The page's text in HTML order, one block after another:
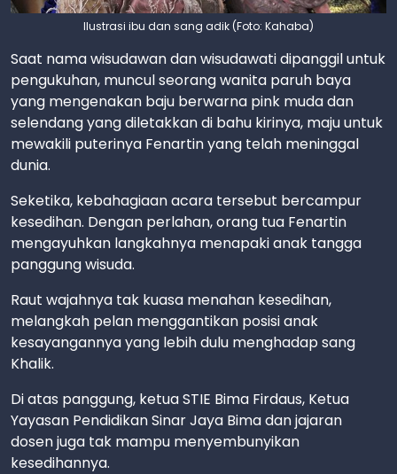
Ilustrasi ibu dan sang adik (Foto: Kahaba)
Saat nama wisudawan dan wisudawati dipanggil untuk
pengukuhan, muncul seorang wanita paruh baya
yang mengenakan baju berwarna pink muda dan
selendang yang diletakkan di bahu kirinya, maju untuk
mewakili puterinya Fenartin yang telah meninggal
dunia.
Seketika, kebahagiaan acara tersebut bercampur
kesedihan. Dengan perlahan, orang tua Fenartin
mengayuhkan langkahnya menapaki anak tangga
panggung wisuda.
Raut wajahnya tak kuasa menahan kesedihan,
melangkah pelan menggantikan posisi anak
kesayangannya yang lebih dulu menghadap sang
Khalik.
Di atas panggung, ketua STIE Bima Firdaus, Ketua
Yayasan Pendidikan Sinar Jaya Bima dan jajaran
dosen juga tak mampu menyembunyikan
kesedihannya.